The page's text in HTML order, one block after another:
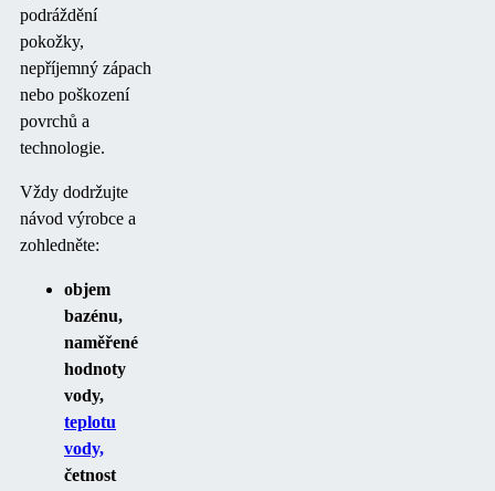
podráždění
pokožky,
nepříjemný zápach
nebo poškození
povrchů a
technologie.
Vždy dodržujte
návod výrobce a
zohledněte:
objem
bazénu,
naměřené
hodnoty
vody,
teplotu
vody,
četnost